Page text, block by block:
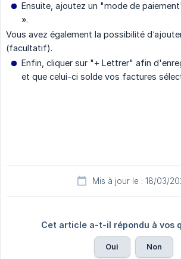
Ensuite, ajoutez un "mode de
».
Vous avez également la possibilité
(facultatif).
Enfin, cliquer sur "+ Lettrer" afin
et que celui-ci solde vos factures
Mis à jour le : 18/03/
Cet article a-t-il répondu à vos
Oui Non